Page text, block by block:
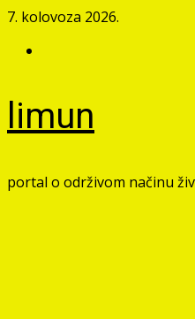
Skip
content
7. kolovoza 2026.
limun
portal o održivom načinu